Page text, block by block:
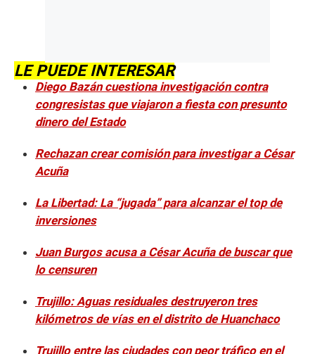
LE PUEDE INTERESAR
Diego Bazán cuestiona investigación contra
congresistas que viajaron a fiesta con presunto
dinero del Estado
Rechazan crear comisión para investigar a César
Acuña
La Libertad: La “jugada” para alcanzar el top de
inversiones
Juan Burgos acusa a César Acuña de buscar que
lo censuren
Trujillo: Aguas residuales destruyeron tres
kilómetros de vías en el distrito de Huanchaco
Trujillo entre las ciudades con peor tráfico en el